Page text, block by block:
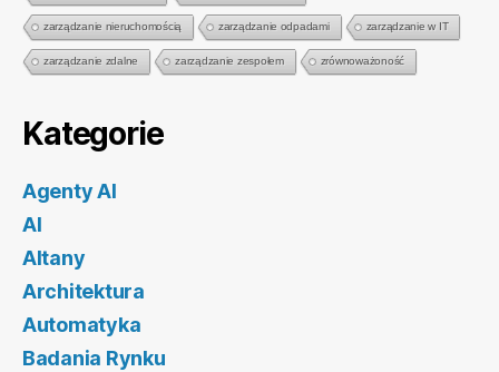
zarządzanie nieruchomością zarządzanie odpadami zarządzanie w IT
zarządzanie zdalne zarządzanie zespołem zrównoważoność
Kategorie
Agenty AI
AI
Altany
Architektura
Automatyka
Badania Rynku